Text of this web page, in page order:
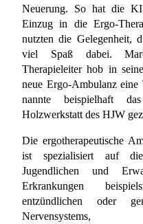
Neuerung. So hat die
Einzug in die Ergo-
nutzten die Gelegenheit,
viel Spaß dabei.
Therapieleiter hob in
neue Ergo-Ambulanz
nannte beispielhaft
Holzwerkstatt des HJW
Die ergotherapeutische
ist spezialisiert auf
Jugendlichen und
Erkrankungen
entzündlichen oder
Nervensystems,